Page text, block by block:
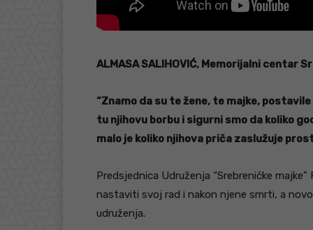
ALMASA SALIHOVIĆ, Memorijalni centar
“Znamo da su te žene, te majke,
tu njihovu borbu i sigurni smo da koliko
malo je koliko njihova priča zaslužuje
Predsjednica Udruženja “Srebreničke
nastaviti svoj rad i nakon njene smrti, a
udruženja.